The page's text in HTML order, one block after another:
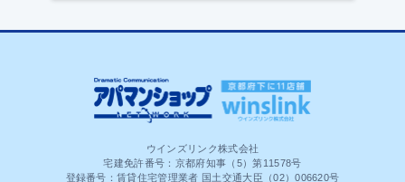
ウインズリンク株式会社
宅建免許番号：京都府知事（5）第11578号
登録番号：賃貸住宅管理業者 国土交通大臣（02）006620号